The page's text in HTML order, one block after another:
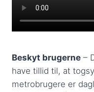
Beskyt brugerne –
have tillid til, at
metrobrugere er